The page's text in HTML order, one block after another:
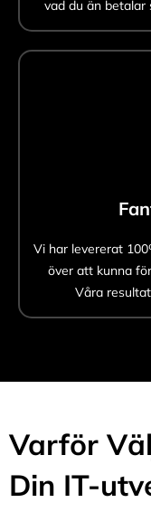
vad du än
Vi har levererat
över att kunna
Våra
Varför
Din IT-